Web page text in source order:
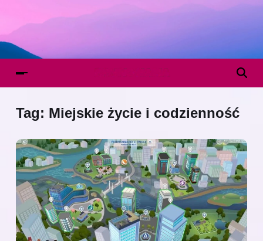
Tag: Miejskie życie i codzienność